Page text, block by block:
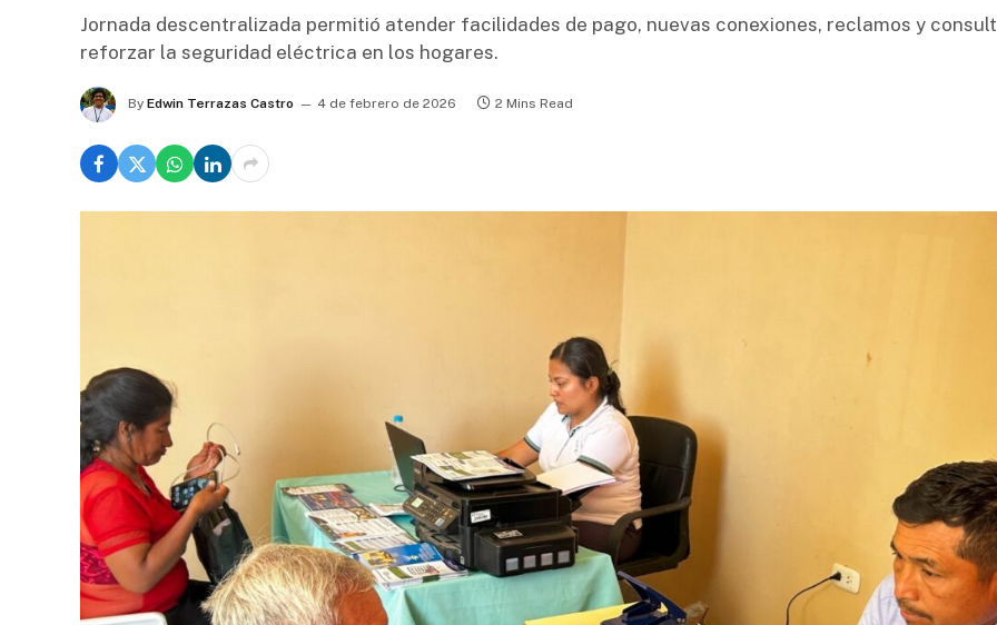
Jornada descentralizada permitió atender facilidades de pago, nuevas conexiones, reclamos y
reforzar la seguridad eléctrica en los hogares.
By Edwin Terrazas Castro 4 de febrero de 2026 2 Mins Read